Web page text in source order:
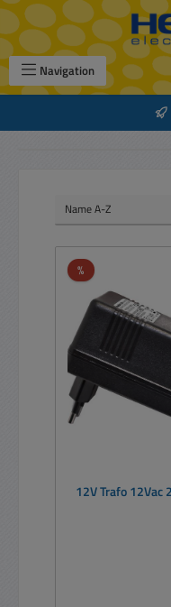
Zum Hauptinhalt springen
Navigation
%Rabatt
12V Trafo